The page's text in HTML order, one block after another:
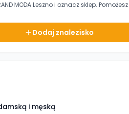
MODA Lesznoi oznacz sklep.
Dodaj znalezisko
i męską